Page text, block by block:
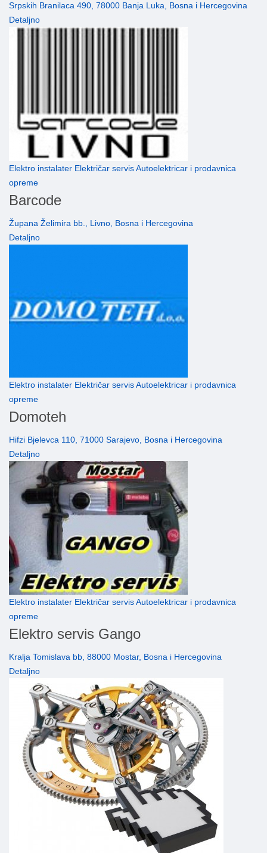
Srpskih Branilaca 490, 78000 Banja Luka, Bosna i Hercegovina
Detaljno
Elektro instalater Električar servis Autoelektricar i prodavnica
opreme
Barcode
Župana Želimira bb., Livno, Bosna i Hercegovina
Detaljno
Elektro instalater Električar servis Autoelektricar i prodavnica
opreme
Domoteh
Hifzi Bjelevca 110, 71000 Sarajevo, Bosna i Hercegovina
Detaljno
Elektro instalater Električar servis Autoelektricar i prodavnica
opreme
Elektro servis Gango
Kralja Tomislava bb, 88000 Mostar, Bosna i Hercegovina
Detaljno